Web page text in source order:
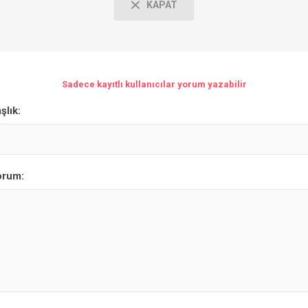
KAPAT
Sadece kayıtlı kullanıcılar yorum yazabilir